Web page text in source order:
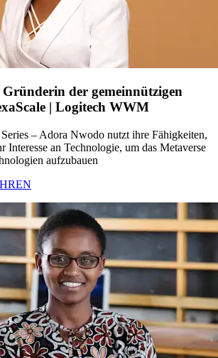
der gemeinnützigen
| Logitech WWM
– Adora Nwodo nutzt ihre Fähigkeiten,
Interesse an Technologie, um das Metaverse
aufzubauen